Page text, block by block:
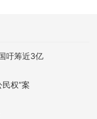
吁筹近3亿
权”案